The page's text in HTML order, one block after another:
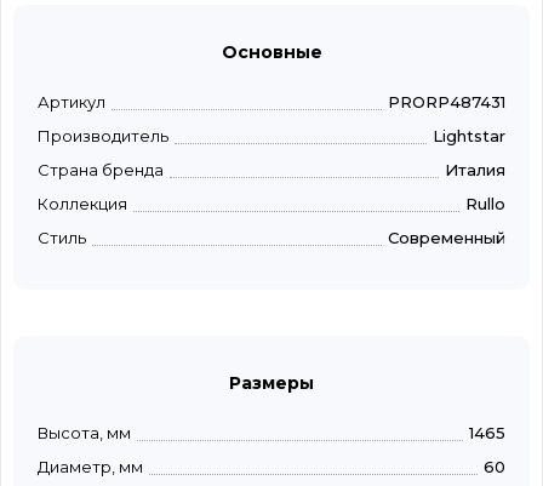
Основные
Артикул
PRORP487431
Производитель
Lightstar
Страна бренда
Италия
Коллекция
Rullo
Стиль
Современный
Размеры
Высота, мм
1465
Диаметр, мм
60